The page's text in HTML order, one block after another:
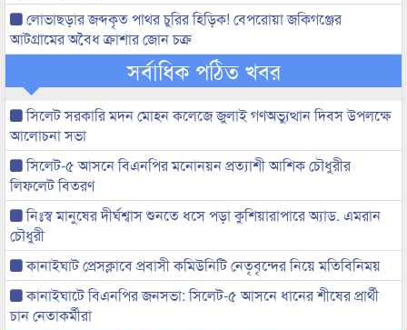
লোভাছড়ার জব্দকৃত পাথর চুরির হিড়িক! বেপরোয়া জকিগঞ্জের
আটগ্রামের অবৈধ ক্রাশার জোন চক্র
সর্বাধিক পঠিত খবর
সিলেট সরকারি মদন মোহন কলেজে জুলাই গণঅভ্যুত্থান দিবস উপলক্ষে
আলোচনা সভা
সিলেট-৫ আসনে বিএনপির মনোনয়ন প্রত্যাশী আশিক চৌধুরীর
লিফলেট বিতরণ
নিঃস্ব মানুষের দীর্ঘশ্বাস শুনতে ধসে পড়া কুশিয়ারাপারে অ্যাড. এমরান
চৌধুরী
কানাইঘাট প্রেসক্লাবে প্রবাসী কমিউনিটি নেতৃবৃন্দের নিয়ে মতিবিনিময়
কানাইঘাটে বিএনপির জনসভা: সিলেট-৫ আসনে ধানের শীষের প্রার্থী
চান নেতাকর্মীরা